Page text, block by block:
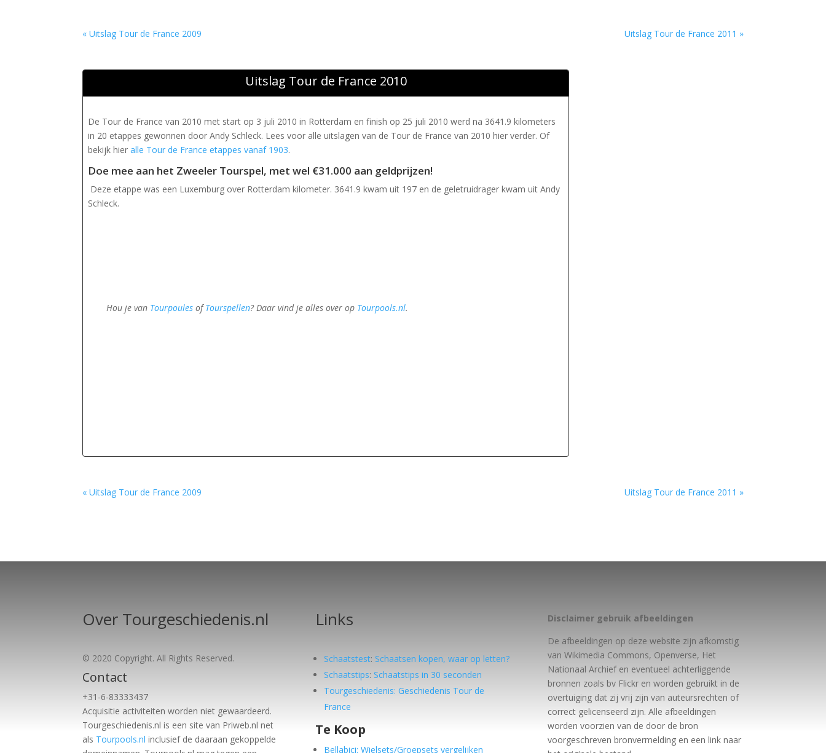
« Uitslag Tour de France 2009 Uitslag Tour de France 2011 »
Uitslag Tour de France 2010
De Tour de France van 2010 met start op 3 juli 2010 in Rotterdam en finish op 25 juli 2010 werd na 3641.9 kilometers
in 20 etappes gewonnen door Andy Schleck. Lees voor alle uitslagen van de Tour de France van 2010 hier verder. Of
bekijk hieralle Tour de France etappes vanaf 1903.
Doe mee aan het Zweeler Tourspel, met wel €31.000 aan geldprijzen!
Deze etappe was een Luxemburg over Rotterdam kilometer. 3641.9 kwam uit 197 en de geletruidrager kwam uit Andy
Schleck.
Hou je van Tourpoules ofTourspellen? Daar vind je alles over op Tourpools.nl.
« Uitslag Tour de France 2009 Uitslag Tour de France 2011 »
Over Tourgeschiedenis.nl
© 2020 Copyright. All Rights Reserved.
Contact
+31-6-83333437
Acquisitie activiteiten worden niet gewaardeerd.
Tourgeschiedenis.nl is een site van Priweb.nl net
als Tourpools.nl inclusief de daaraan gekoppelde
Links
Schaatstest: Schaatsen kopen, waar op letten?
Schaatstips: Schaatstips in 30 seconden
Tourgeschiedenis: Geschiedenis Tour de
France
Te Koop
Bellabici: Wielsets/Groepsets vergelijken
Disclaimer gebruik afbeeldingen
De afbeeldingen op deze website zijn afkomstig
van Wikimedia Commons, Openverse, Het
Nationaal Archief en eventueel achterliggende
bronnen zoals bv Flickr en worden gebruikt in de
overtuiging dat zij vrij zijn van auteursrechten of
correct gelicenseerd zijn. Alle afbeeldingen
worden voorzien van de door de bron
voorgeschreven bronvermelding en een link naar